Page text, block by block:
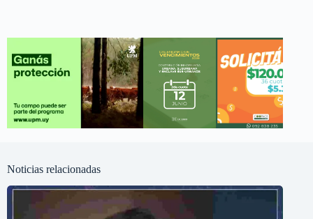
Noticias relacionadas